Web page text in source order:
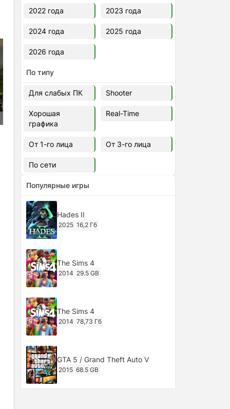
2022 года 2023 года
2024 года 2025 года
2026 года
По типу
Для слабых ПК Shooter
Хорошая
графика
Real-Time
От 1-го лица От 3-го лица
По сети
Популярные игры
Hades II
2025 16,2 Гб
The Sims 4
2014 29.5 GB
The Sims 4
2014 78,73 Гб
GTA 5 / Grand Theft Auto V
2015 68.5 GB